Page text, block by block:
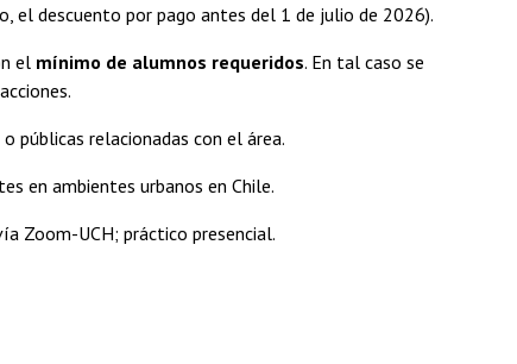
el descuento por pago antes del 1 de julio de 2026).
el mínimo de alumnos requeridos. En tal caso se
públicas relacionadas con el área.
en ambientes urbanos en Chile.
Zoom-UCH; práctico presencial.